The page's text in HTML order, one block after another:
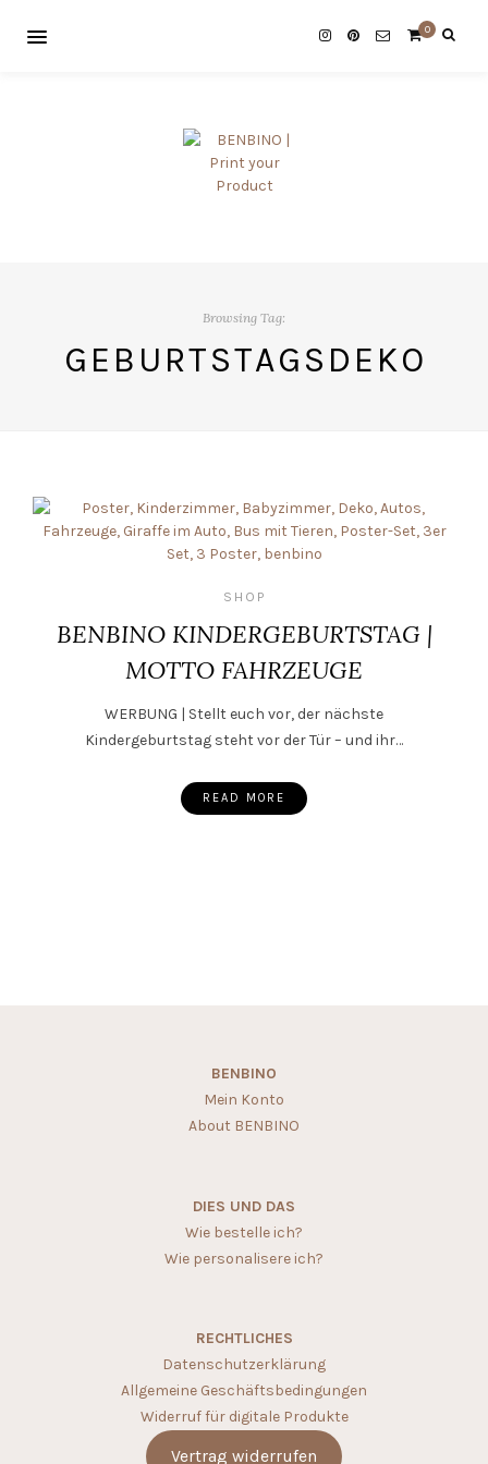
0
Browsing Tag:
GEBURTSTAGSDEKO
SHOP
BENBINO KINDERGEBURTSTAG |
MOTTO FAHRZEUGE
WERBUNG | Stellt euch vor, der nächste
Kindergeburtstag steht vor der Tür – und ihr…
READ MORE
BENBINO
Mein Konto
About BENBINO
DIES UND DAS
Wie bestelle ich?
Wie personalisere ich?
RECHTLICHES
Datenschutzerklärung
Allgemeine Geschäftsbedingungen
Widerruf für digitale Produkte
Vertrag widerrufen